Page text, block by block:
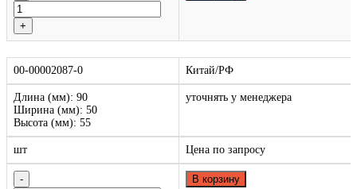
00-00002087-0 Китай/РФ
Длина (мм): 90
Ширина (мм): 50
Высота (мм): 55
уточнять у менеджера
шт Цена по запросу
В корзину